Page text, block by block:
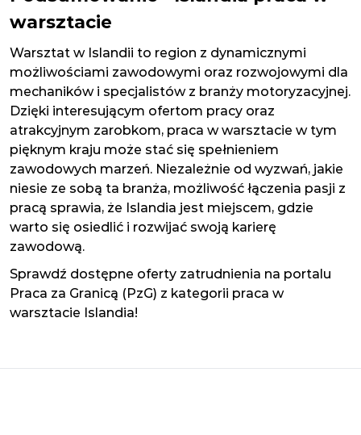
warsztacie
Warsztat w Islandii to region z dynamicznymi
możliwościami zawodowymi oraz rozwojowymi dla
mechaników i specjalistów z branży motoryzacyjnej.
Dzięki interesującym ofertom pracy oraz
atrakcyjnym zarobkom, praca w warsztacie w tym
pięknym kraju może stać się spełnieniem
zawodowych marzeń. Niezależnie od wyzwań, jakie
niesie ze sobą ta branża, możliwość łączenia pasji z
pracą sprawia, że Islandia jest miejscem, gdzie
warto się osiedlić i rozwijać swoją karierę
zawodową.
Sprawdź dostępne oferty zatrudnienia na portalu
Praca za Granicą (PzG) z kategorii praca w
warsztacie Islandia!